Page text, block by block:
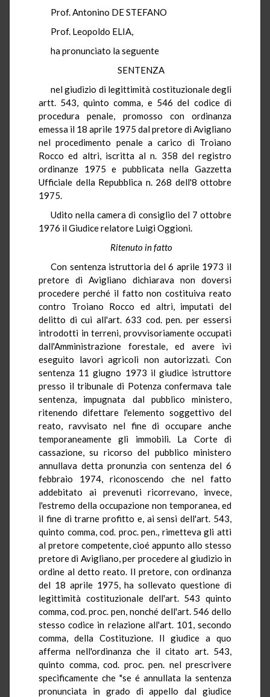
Prof. Antonino DE STEFANO
Prof. Leopoldo ELIA,
ha pronunciato la seguente
SENTENZA
nel giudizio di legittimità costituzionale degli
artt. 543, quinto comma, e 546 del codice di
procedura penale, promosso con ordinanza
emessa il 18 aprile 1975 dal pretore di Avigliano
nel procedimento penale a carico di Troiano
Rocco ed altri, iscritta al n. 358 del registro
ordinanze 1975 e pubblicata nella Gazzetta
Ufficiale della Repubblica n. 268 dell'8 ottobre
1975.
Udito nella camera di consiglio del 7 ottobre
1976 il Giudice relatore Luigi Oggioni.
Ritenuto in fatto
Con sentenza istruttoria del 6 aprile 1973 il
pretore di Avigliano dichiarava non doversi
procedere perché il fatto non costituiva reato
contro Troiano Rocco ed altri, imputati del
delitto di cui all'art. 633 cod. pen. per essersi
introdotti in terreni, provvisoriamente occupati
dall'Amministrazione forestale, ed avere ivi
eseguito lavori agricoli non autorizzati. Con
sentenza 11 giugno 1973 il giudice istruttore
presso il tribunale di Potenza confermava tale
sentenza, impugnata dal pubblico ministero,
ritenendo difettare l'elemento soggettivo del
reato, ravvisato nel fine di occupare anche
temporaneamente gli immobili. La Corte di
cassazione, su ricorso del pubblico ministero
annullava detta pronunzia con sentenza del 6
febbraio 1974, riconoscendo che nel fatto
addebitato ai prevenuti ricorrevano, invece,
l'estremo della occupazione non temporanea, ed
il fine di trarne profitto e, ai sensi dell'art. 543,
quinto comma, cod. proc. pen., rimetteva gli atti
al pretore competente, cioé appunto allo stesso
pretore di Avigliano, per procedere al giudizio in
ordine al detto reato. Il pretore, con ordinanza
del 18 aprile 1975, ha sollevato questione di
legittimità costituzionale dell'art. 543 quinto
comma, cod. proc. pen, nonché dell'art. 546 dello
stesso codice in relazione all'art. 101, secondo
comma, della Costituzione. Il giudice a quo
afferma nell'ordinanza che il citato art. 543,
quinto comma, cod. proc. pen. nel prescrivere
specificamente che "se é annullata la sentenza
pronunciata in grado di appello dal giudice